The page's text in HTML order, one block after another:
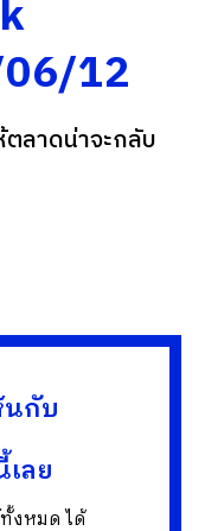
06/12
ลาดน่าจะกลับ
กับ
ลย
งหมด ได้